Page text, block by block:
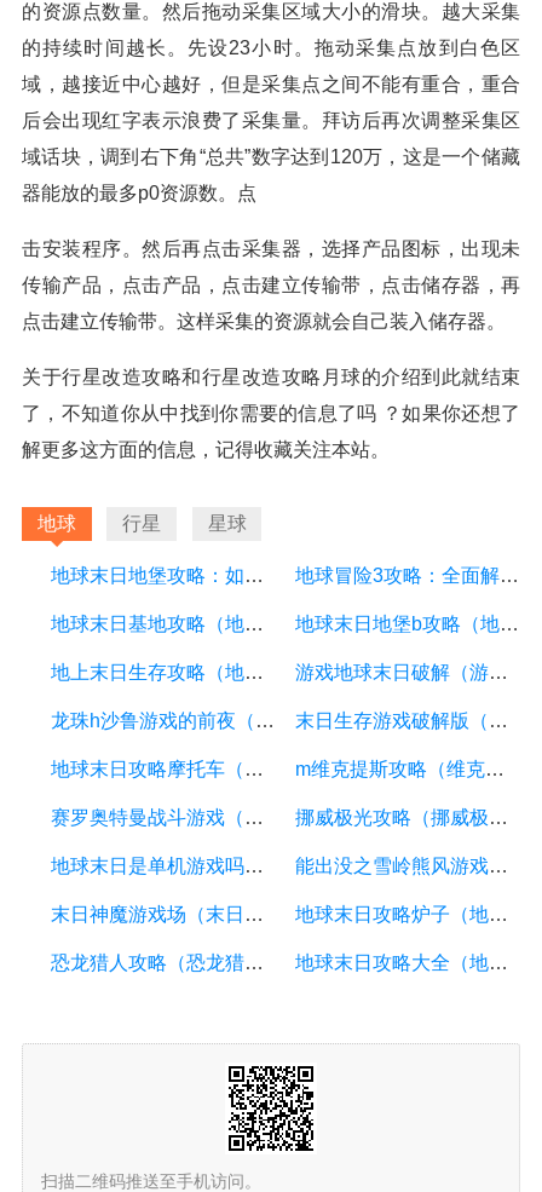
的资源点数量。然后拖动采集区域大小的滑块。越大采集
的持续时间越长。先设23小时。拖动采集点放到白色区
域，越接近中心越好，但是采集点之间不能有重合，重合
后会出现红字表示浪费了采集量。拜访后再次调整采集区
域话块，调到右下角“总共”数字达到120万，这是一个储藏
器能放的最多p0资源数。点
击安装程序。然后再点击采集器，选择产品图标，出现未
传输产品，点击产品，点击建立传输带，点击储存器，再
点击建立传输带。这样采集的资源就会自己装入储存器。
关于行星改造攻略和行星改造攻略月球的介绍到此就结束
了，不知道你从中找到你需要的信息了吗 ？如果你还想了
解更多这方面的信息，记得收藏关注本站。
地球 行星 星球
地球末日地堡攻略：如何在末日中生存并建立自己的堡垒 地球冒险3攻略：全面解析游戏玩法及技巧
地球末日基地攻略（地球末日基地密码） 地球末日地堡b攻略（地球末日bravo地堡）
地上末日生存攻略（地上生存末日少女） 游戏地球末日破解（游戏地球末日破解版最新）
龙珠h沙鲁游戏的前夜（龙珠z沙鲁游戏） 末日生存游戏破解版（地球末日生存正版官网）
地球末日攻略摩托车（地球末日摩托车车把怎么获得） m维克提斯攻略（维克兹攻略）
赛罗奥特曼战斗游戏（赛罗奥特曼游戏奥特曼） 挪威极光攻略（挪威极光旅游）
地球末日是单机游戏吗（地球末日是哪个国家的游戏） 能出没之雪岭熊风游戏（熊出没之雪岭熊风游戏高级版）
末日神魔游戏场（末日魔神游戏女主） 地球末日攻略炉子（地球末日的攻略）
恐龙猎人攻略（恐龙猎人怎么玩） 地球末日攻略大全（地球末日攻略大全图文）
扫描二维码推送至手机访问。